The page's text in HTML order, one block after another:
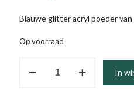
Blauwe glitter acryl poeder
Op voorraad
In